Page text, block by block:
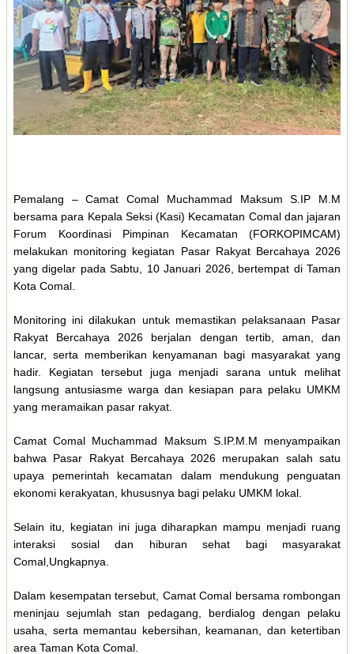
Pemalang – Camat Comal Muchammad Maksum S.IP M.M
bersama para Kepala Seksi (Kasi) Kecamatan Comal dan jajaran
Forum Koordinasi Pimpinan Kecamatan (FORKOPIMCAM)
melakukan monitoring kegiatan Pasar Rakyat Bercahaya 2026
yang digelar pada Sabtu, 10 Januari 2026, bertempat di Taman
Kota Comal.
Monitoring ini dilakukan untuk memastikan pelaksanaan Pasar
Rakyat Bercahaya 2026 berjalan dengan tertib, aman, dan
lancar, serta memberikan kenyamanan bagi masyarakat yang
hadir. Kegiatan tersebut juga menjadi sarana untuk melihat
langsung antusiasme warga dan kesiapan para pelaku UMKM
yang meramaikan pasar rakyat.
Camat Comal Muchammad Maksum S.IP.M.M menyampaikan
bahwa Pasar Rakyat Bercahaya 2026 merupakan salah satu
upaya pemerintah kecamatan dalam mendukung penguatan
ekonomi kerakyatan, khususnya bagi pelaku UMKM lokal.
Selain itu, kegiatan ini juga diharapkan mampu menjadi ruang
interaksi sosial dan hiburan sehat bagi masyarakat
Comal,Ungkapnya.
Dalam kesempatan tersebut, Camat Comal bersama rombongan
meninjau sejumlah stan pedagang, berdialog dengan pelaku
usaha, serta memantau kebersihan, keamanan, dan ketertiban
area Taman Kota Comal.